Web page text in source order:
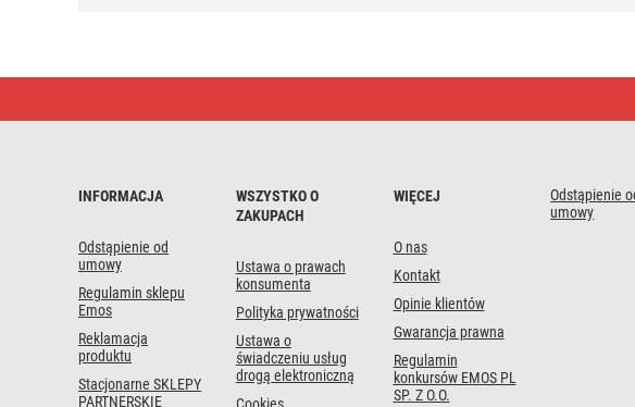
Raver
INFORMACJA
Odstąpienie od
umowy
Regulamin sklepu
Emos
Reklamacja
produktu
Stacjonarne SKLEPY
PARTNERSKIE
WSZYSTKO O
ZAKUPACH
Ustawa o prawach
konsumenta
Polityka prywatności
Ustawa o
świadczeniu usług
drogą elektroniczną
WIĘCEJ
O nas
Kontakt
Opinie klientów
Gwarancja prawna
Regulamin
konkursów EMOS PL
SP. Z O.O.
Odstąpienie
umowy